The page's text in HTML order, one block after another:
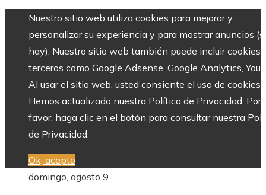
Nuestro sitio web utiliza cookies para mejorar y
personalizar su experiencia y para mostrar anuncios
hay). Nuestro sitio web también puede incluir cookies
terceros como Google Adsense, Google Analytics,
Al usar el sitio web, usted consiente el uso de cookies.
Hemos actualizado nuestra Política de Privacidad. Por
favor, haga clic en el botón para consultar nuestra
de Privacidad.
Ok, acepto
domingo, agosto 9